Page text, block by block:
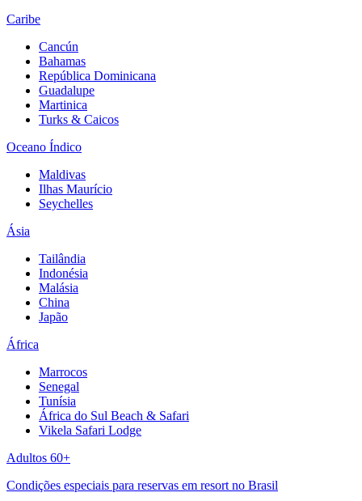
Caribe
Cancún
Bahamas
República Dominicana
Guadalupe
Martinica
Turks & Caicos
Oceano Índico
Maldivas
Ilhas Maurício
Seychelles
Ásia
Tailândia
Indonésia
Malásia
China
Japão
África
Marrocos
Senegal
Tunísia
África do Sul Beach & Safari
Vikela Safari Lodge
Adultos 60+
Condições especiais para reservas em resort no Brasil